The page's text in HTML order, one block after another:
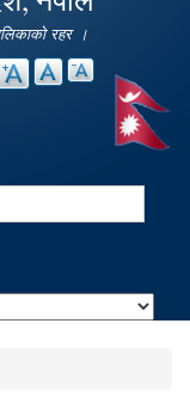
रहर ।